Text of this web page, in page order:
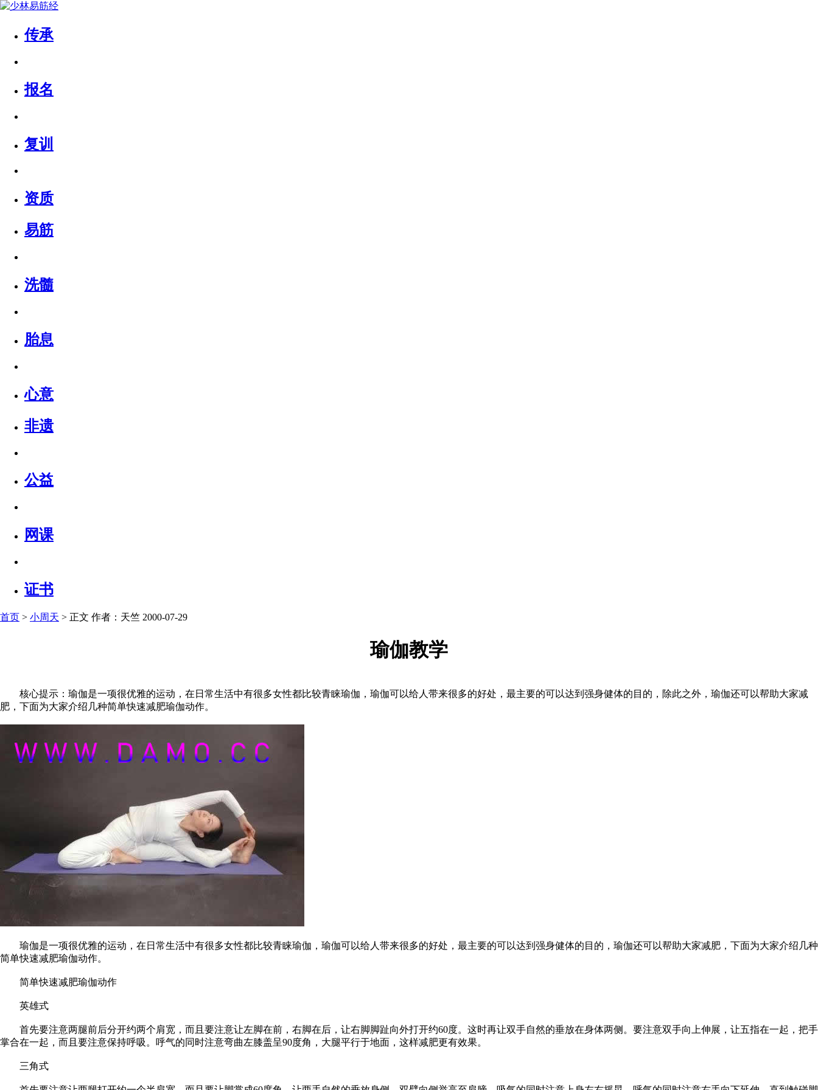
传承
报名
复训
资质
易筋
洗髓
胎息
心意
非遗
公益
网课
证书
首页 > 小周天 > 正文 作者：天竺 2000-07-29
瑜伽教学
核心提示：瑜伽是一项很优雅的运动，在日常生活中有很多女性都比较青睐瑜伽，瑜伽可以给人带来很多的好处，最主要的可以达到强身健体的目的，除此之外，瑜伽还可以帮助大家减
肥，下面为大家介绍几种简单快速减肥瑜伽动作。
瑜伽是一项很优雅的运动，在日常生活中有很多女性都比较青睐瑜伽，瑜伽可以给人带来很多的好处，最主要的可以达到强身健体的目的，瑜伽还可以帮助大家减肥，下面为大家介绍几种
简单快速减肥瑜伽动作。
简单快速减肥瑜伽动作
英雄式
首先要注意两腿前后分开约两个肩宽，而且要注意让左脚在前，右脚在后，让右脚脚趾向外打开约60度。这时再让双手自然的垂放在身体两侧。要注意双手向上伸展，让五指在一起，把手
掌合在一起，而且要注意保持呼吸。呼气的同时注意弯曲左膝盖呈90度角，大腿平行于地面，这样减肥更有效果。
三角式